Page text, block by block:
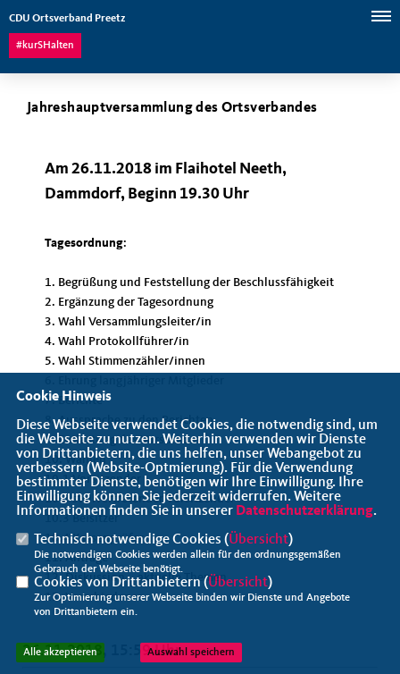
CDU Ortsverband Preetz
#kurSHalten
Jahreshauptversammlung des Ortsverbandes
Am 26.11.2018 im Flaihotel Neeth,
Dammdorf, Beginn 19.30 Uhr
Tagesordnung:
1. Begrüßung und Feststellung der Beschlussfähigkeit
2. Ergänzung der Tagesordnung
3. Wahl Versammlungsleiter/in
4. Wahl Protokollführer/in
5. Wahl Stimmenzähler/innen
7. Berichte
8. Aussprache zu den Berichten
9. Entlastung des Vorstandes
10. Wahlen
10.1 Vorsitzender
10.2 stellvertretender Vorsitzender
10.3 Beisitzer
10.4 Kassenprüfer
11. Anträge
12. Diskussion – aktuelle Themen
13. Verschiedenes
26.11.2018, 15:59 Uhr
Cookie Hinweis
Diese Webseite verwendet Cookies, die notwendig sind, um
die Webseite zu nutzen. Weiterhin verwenden wir Dienste
von Drittanbietern, die uns helfen, unser Webangebot zu
verbessern (Website-Optmierung). Für die Verwendung
bestimmter Dienste, benötigen wir Ihre Einwilligung. Ihre
Einwilligung können Sie jederzeit widerrufen. Weitere
Informationen finden Sie in unserer Datenschutzerklärung.
Technisch notwendige Cookies (Übersicht)
Die notwendigen Cookies werden allein für den ordnungsgemäßen
Gebrauch der Webseite benötigt.
Cookies von Drittanbietern (Übersicht)
Zur Optimierung unserer Webseite binden wir Dienste und Angebote
von Drittanbietern ein.
Alle akzeptieren Auswahl speichern